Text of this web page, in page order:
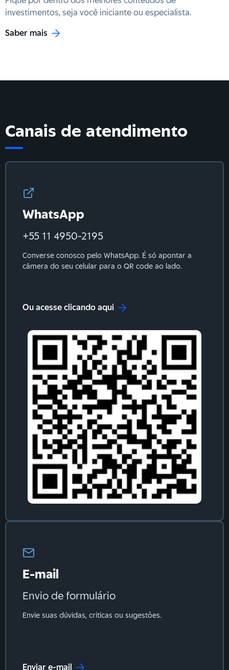
investimentos, seja você iniciante ou especialista.
Saber mais
Canais de atendimento
WhatsApp
+55 11 4950-2195
Converse conosco pelo WhatsApp. É só apontar a
câmera do seu celular para o QR code ao lado.
Ou acesse clicando aqui
E-mail
Envio de formulário
Envie suas dúvidas, críticas ou sugestões.
Enviar e-mail